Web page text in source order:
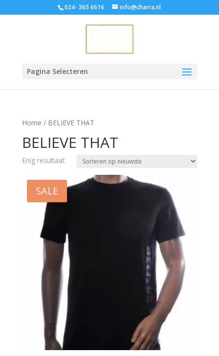
024- 365 6616 info@charra.nl
Pagina Selecteren
Home / BELIEVE THAT
BELIEVE THAT
Enig resultaat
SALE